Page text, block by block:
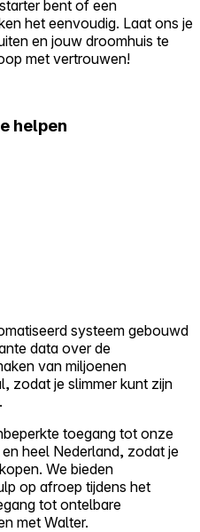
bent of een
het eenvoudig. Laat ons je
en jouw droomhuis te
met vertrouwen!
helpen
systeem gebouwd
data over de
van miljoenen
zodat je slimmer kunt zijn
toegang tot onze
heel Nederland, zodat je
We bieden
op afroep tijdens het
tot ontelbare
met Walter.